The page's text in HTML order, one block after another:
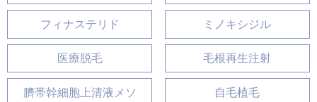
フィナステリド ミノキシジル
医療脱毛 毛根再生注射
臍帯幹細胞上清液メソ 自毛植毛